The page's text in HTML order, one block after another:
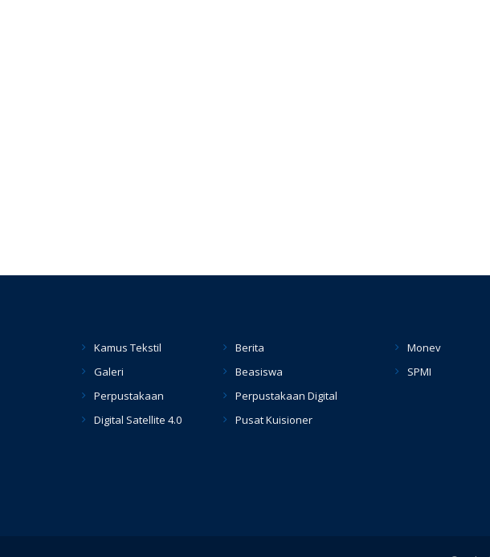
Kamus Tekstil
Berita
Galeri
Beasiswa
Perpustakaan
Perpustakaan Digital
Digital Satellite 4.0
Pusat Kuisioner
Monev
SPMI